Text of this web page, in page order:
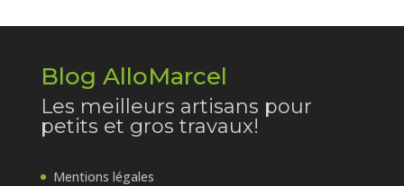
Blog AlloMarcel
Les meilleurs artisans pour
petits et gros travaux!
Mentions légales